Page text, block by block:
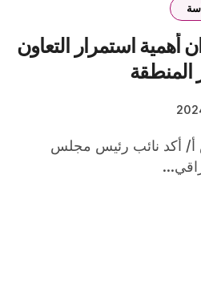
أهمية استمرار التعاون
المنطقة